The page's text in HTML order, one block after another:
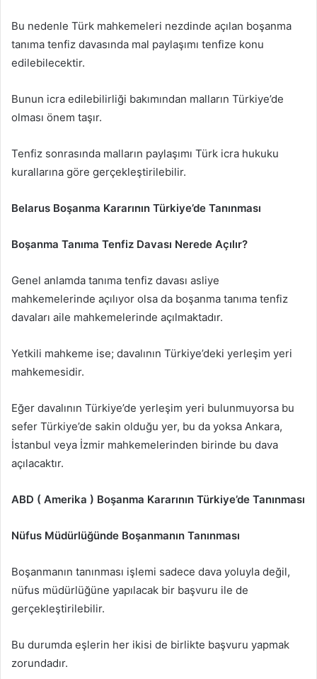
Bu nedenle Türk mahkemeleri nezdinde açılan boşanma
tanıma tenfiz davasında mal paylaşımı tenfize konu
edilebilecektir.
Bunun icra edilebilirliği bakımından malların Türkiye’de
olması önem taşır.
Tenfiz sonrasında malların paylaşımı Türk icra hukuku
kurallarına göre gerçekleştirilebilir.
Belarus Boşanma Kararının Türkiye’de Tanınması
Boşanma Tanıma Tenfiz Davası Nerede Açılır?
Genel anlamda tanıma tenfiz davası asliye
mahkemelerinde açılıyor olsa da boşanma tanıma tenfiz
davaları aile mahkemelerinde açılmaktadır.
Yetkili mahkeme ise; davalının Türkiye’deki yerleşim yeri
mahkemesidir.
Eğer davalının Türkiye’de yerleşim yeri bulunmuyorsa bu
sefer Türkiye’de sakin olduğu yer, bu da yoksa Ankara,
İstanbul veya İzmir mahkemelerinden birinde bu dava
açılacaktır.
ABD ( Amerika ) Boşanma Kararının Türkiye’de Tanınması
Nüfus Müdürlüğünde Boşanmanın Tanınması
Boşanmanın tanınması işlemi sadece dava yoluyla değil,
nüfus müdürlüğüne yapılacak bir başvuru ile de
gerçekleştirilebilir.
Bu durumda eşlerin her ikisi de birlikte başvuru yapmak
zorundadır.